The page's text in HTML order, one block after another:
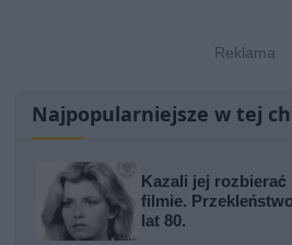
Najpopularniejsze w tej
Kazali jej
filmie.
lat 80.